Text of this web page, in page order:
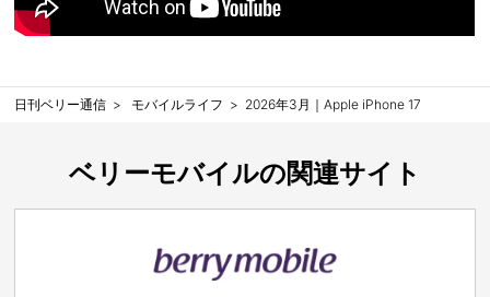
日刊ベリー通信 モバイルライフ 2026年3月｜Apple iPhone 17
ベリーモバイルの関連サイト